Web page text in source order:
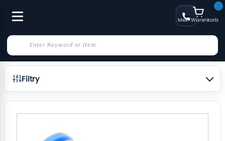
Mein Warenkorb
Filtry